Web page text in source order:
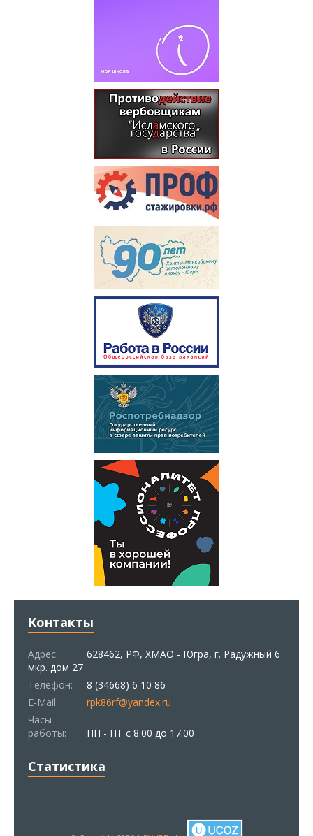
Контакты
Адрес:
628462, РФ, ХМАО - Югра, г. Радужный 6
мкр. дом 27
Телефон:
8 (34668) 6 10 86
E-Mail:
rpk86rf@yandex.ru
Часы
работы:
ПН - ПТ с 8.00 до 17.00
Статистика